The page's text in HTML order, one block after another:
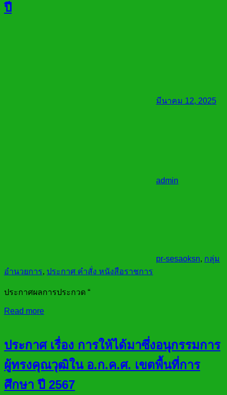
ปี
มีนาคม 12, 2025
admin
pr-sesaoksn, กลุ่ม
อำนวยการ, ประกาศ คำสั่ง หนังสือราชการ
ประกาศผลการประกวด “
Read more
ประกาศ เรื่อง การให้ได้มาซึ่งอนุกรรมการ
ผู้ทรงคุณวุฒิใน อ.ก.ค.ศ. เขตพื้นที่การ
ศึกษา ปี 2567